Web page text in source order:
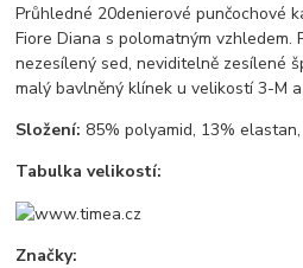
Průhledné 20denierové punčochové
Fiore Diana s polomatným vzhledem.
nezesílený sed, neviditelně zesílené
malý bavlněný klínek u velikostí 3-M
Složení: 85% polyamid, 13%
Tabulka velikostí:
Značky: